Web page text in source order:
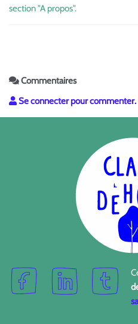
section "A propos".
Commentaires
Se connecter pour commenter.